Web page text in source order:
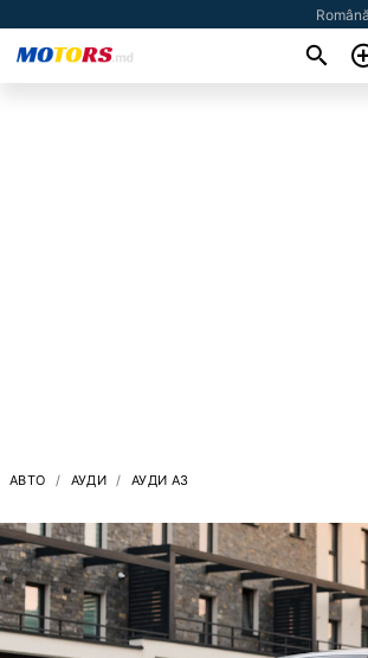
Română
АВТО АУДИ АУДИ A3